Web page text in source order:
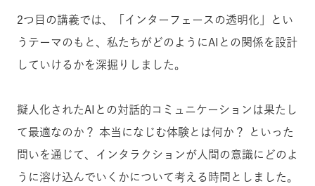
2つ目の講義では、「インターフェースの透明化」とい
うテーマのもと、私たちがどのようにAIとの関係を設計
していけるかを深掘りしました。
擬人化されたAIとの対話的コミュニケーションは果たし
て最適なのか？ 本当になじむ体験とは何か？ といった
問いを通じて、インタラクションが人間の意識にどのよ
うに溶け込んでいくかについて考える時間としました。